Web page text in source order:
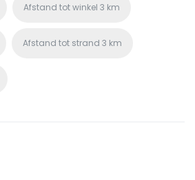
Afstand tot winkel 3 km
Afstand tot strand 3 km